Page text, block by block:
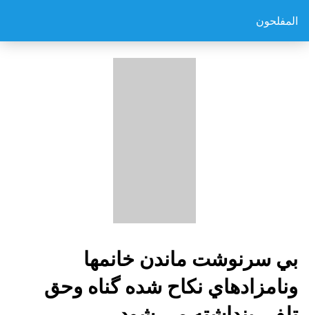
المفلحون
بي سرنوشت ماندن خانمها
ونامزادهاي نكاح شده گناه وحق